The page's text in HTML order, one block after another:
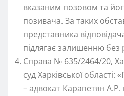
вказаним позовом та
позивача. За таких
представника
підлягає залишенню без
Справа № 635/2464/20,
суд Харківської
– адвокат Карапетян А.Р.